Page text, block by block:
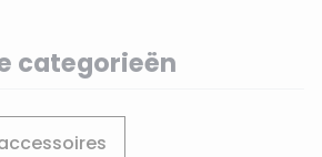
categorieën